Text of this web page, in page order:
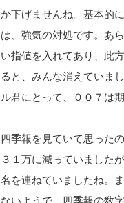
か下げませんね。基本的
は、強気の対処です。あ
い指値を入れてあり、此
ると、みんな消えていま
ル君にとって、００７は
四季報を見ていて思った
３１万に減っていました
名を連ねていましたね。
ないようで、四季報の数